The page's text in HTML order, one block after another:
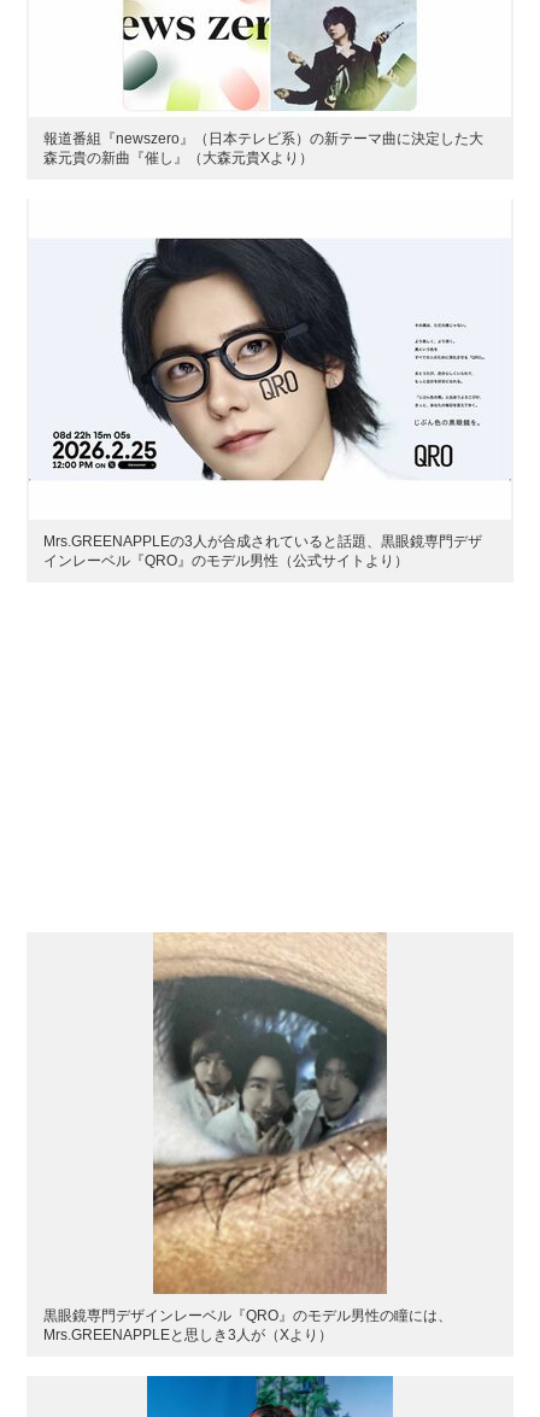
報道番組『newszero』（日本テレビ系）の新テーマ曲に決定した大
森元貴の新曲『催し』（大森元貴Xより）
Mrs.GREENAPPLEの3人が合成されていると話題、黒眼鏡専門デザ
インレーベル『QRO』のモデル男性（公式サイトより）
黒眼鏡専門デザインレーベル『QRO』のモデル男性の瞳には、
Mrs.GREENAPPLEと思しき3人が（Xより）